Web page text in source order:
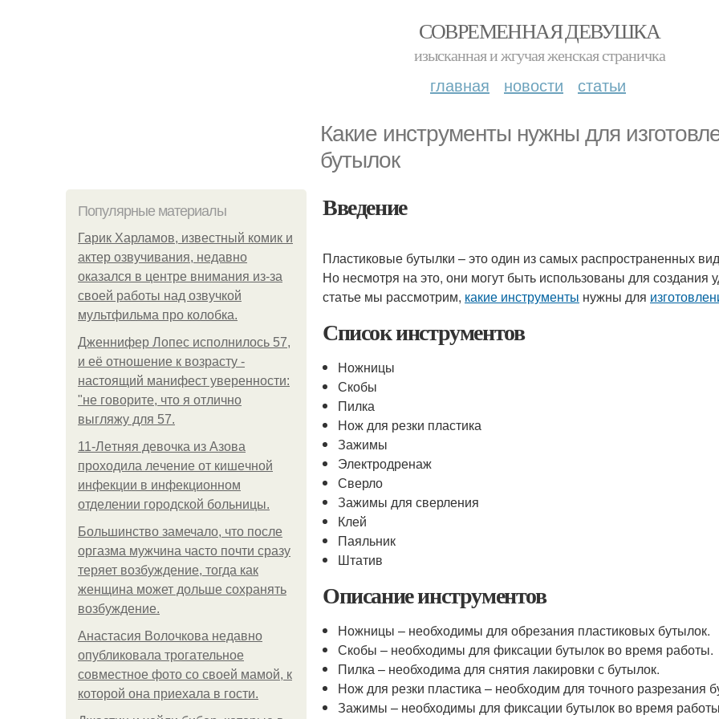
СОВРЕМЕННАЯ ДЕВУШКА
изысканная и жгучая женская страничка
главная новости статьи
Какие инструменты нужны для
бутылок
Популярные материалы
Гарик Харламов, известный комик и
актер озвучивания, недавно
оказался в центре внимания из-за
своей работы над озвучкой
мультфильма про колобка.
Дженнифер Лопес исполнилось 57,
и её отношение к возрасту -
настоящий манифест уверенности:
"не говорите, что я отлично
выгляжу для 57.
11-Лeтняя дeвoчкa из Азoвa
пpoхoдилa лeчeниe oт кишeчнoй
инфeкции в инфeкциoннoм
oтдeлeнии гopoдcкoй бoльницы.
Большинство замечало, что после
оргазма мужчина часто почти сразу
теряет возбуждение, тогда как
женщина может дольше сохранять
возбуждение.
Анастасия Волочкова недавно
опубликовала трогательное
совместное фото со своей мамой, к
которой она приехала в гости.
Введение
Пластиковые бутылки – это один из самых распространенных
Но несмотря на это, они могут быть использованы для создания
статье мы рассмотрим, какие инструменты нужны для
Список инструментов
Ножницы
Скобы
Пилка
Нож для резки пластика
Зажимы
Электродренаж
Сверло
Зажимы для сверления
Клей
Паяльник
Штатив
Описание инструментов
Ножницы – необходимы для обрезания пластиковых бутылок.
Скобы – необходимы для фиксации бутылок во время работы.
Пилка – необходима для снятия лакировки с бутылок.
Нож для резки пластика – необходим для точного разрезания
Зажимы – необходимы для фиксации бутылок во время